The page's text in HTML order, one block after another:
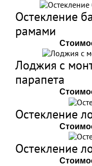
Остекление
рамами
Лоджия с
парапета
Остекление
Остекление